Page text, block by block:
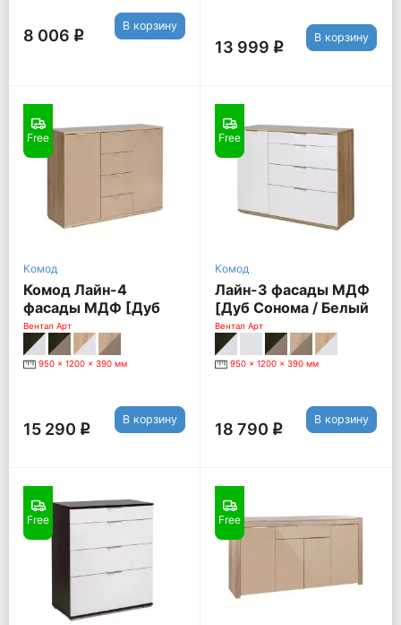
8 006 q
В корзину
13 999 q
В корзину
Free
Комод
Комод Лайн-4
фасады МДФ [Дуб
Сономо / Мокко]
Вентал Арт
950 x 1200 x 390 мм
15 290 q
В корзину
Free
Комод
Лайн-3 фасады МДФ
[Дуб Сонома / Белый
глянец]
Вентал Арт
950 x 1200 x 390 мм
18 790 q
В корзину
Free Free